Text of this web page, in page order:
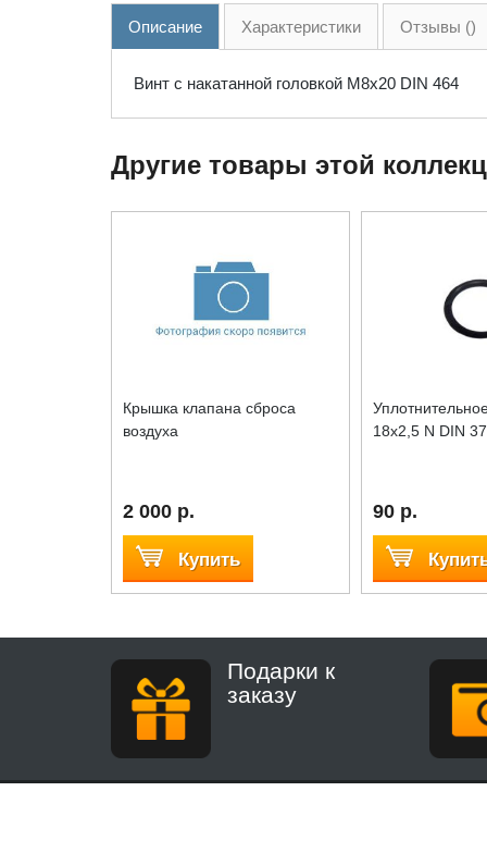
Описание Характеристики Отзывы ()
Винт с накатанной головкой M8x20 DIN 464
Другие товары этой
Крышка клапана сброса
воздуха
2 000 р.
Купить
18х2,5 N DIN
90 р.
Подарки к
заказу